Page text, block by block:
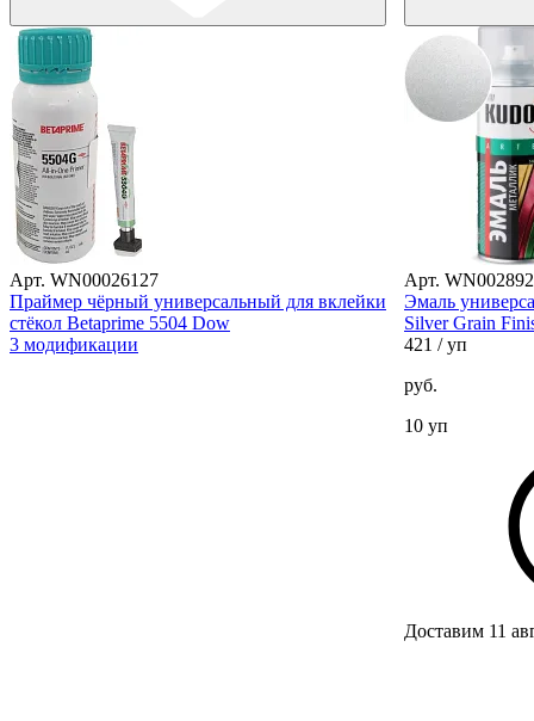
Арт. WN00026127
Праймер чёрный универсальный для вклейки
стёкол Betaprime 5504 Dow
3 модификации
Арт.
Эмаль
Silver Grain
421 / уп
руб.
10 уп
Доставим 11